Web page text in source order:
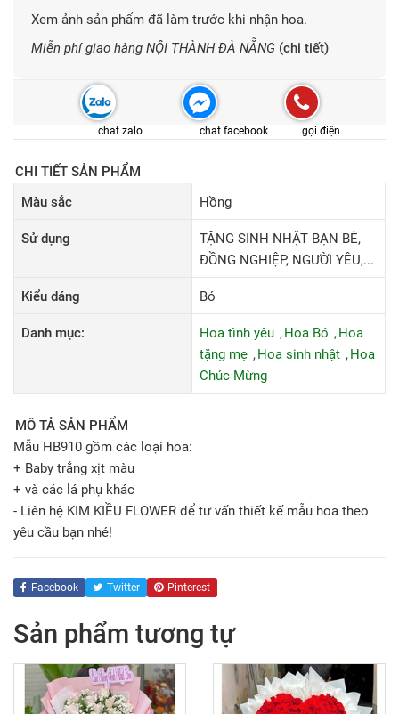
Xem ảnh sản phẩm đã làm trước khi nhận hoa.
Miễn phí giao hàng NỘI THÀNH ĐÀ NẴNG (chi tiết)
chat zalo chat facebook gọi điện
CHI TIẾT SẢN PHẨM
Màu sắc
Hồng
Sử dụng
TẶNG SINH NHẬT BẠN BÈ,
ĐỒNG NGHIỆP, NGƯỜI YÊU,...
Kiểu dáng Bó
Danh mục: Hoa tình yêu Hoa Bó
Hoa
tặng mẹ
Hoa sinh nhật
Hoa
Chúc Mừng
MÔ TẢ SẢN PHẨM
Mẫu HB910 gồm các loại hoa:
+ Baby trắng xịt màu
+ và các lá phụ khác
- Liên hệ KIM KIỀU FLOWER để tư vấn thiết kế mẫu hoa theo
yêu cầu bạn nhé!
Facebook Twitter Pinterest
Sản phẩm tương tự